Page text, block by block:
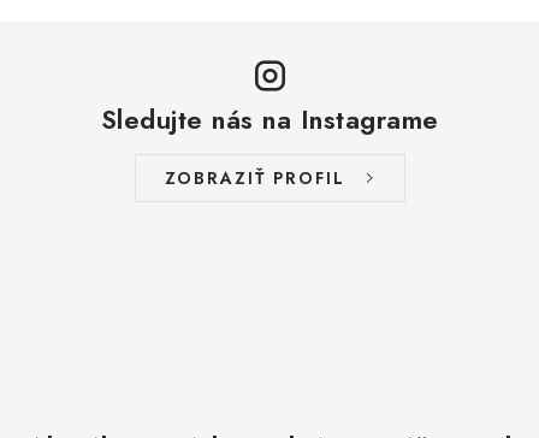
Sledujte nás na Instagrame
ZOBRAZIŤ PROFIL